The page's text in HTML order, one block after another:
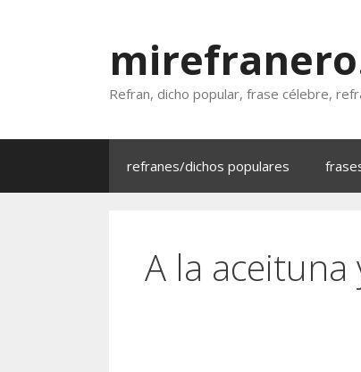
Refran, dicho popular, frase célebre,
refranes/dichos populares
A la